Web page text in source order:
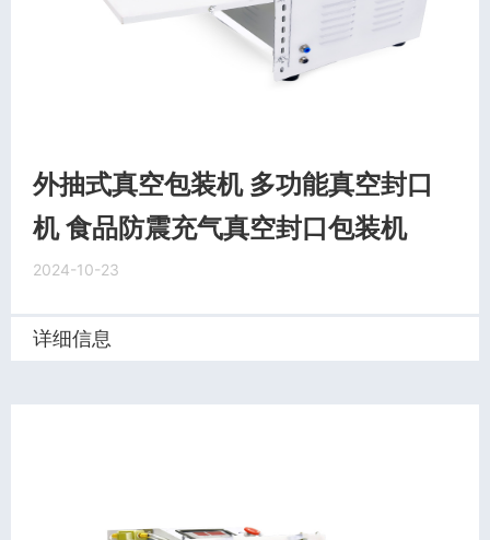
外抽式真空包装机 多功能真空封口
机 食品防震充气真空封口包装机
2024-10-23
详细信息